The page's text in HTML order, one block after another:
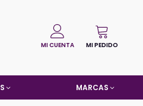
MI CUENTA MI PEDIDO
MARCAS